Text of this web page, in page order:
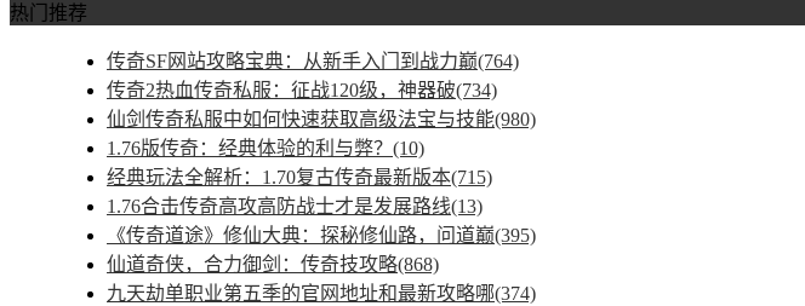
热门推荐
传奇SF网站攻略宝典：从新手入门到战力巅(764)
传奇2热血传奇私服：征战120级，神器破(734)
仙剑传奇私服中如何快速获取高级法宝与技能(980)
1.76版传奇：经典体验的利与弊？(10)
经典玩法全解析：1.70复古传奇最新版本(715)
1.76合击传奇高攻高防战士才是发展路线(13)
《传奇道途》修仙大典：探秘修仙路，问道巅(395)
仙道奇侠，合力御剑：传奇技攻略(868)
九天劫单职业第五季的官网地址和最新攻略哪(374)